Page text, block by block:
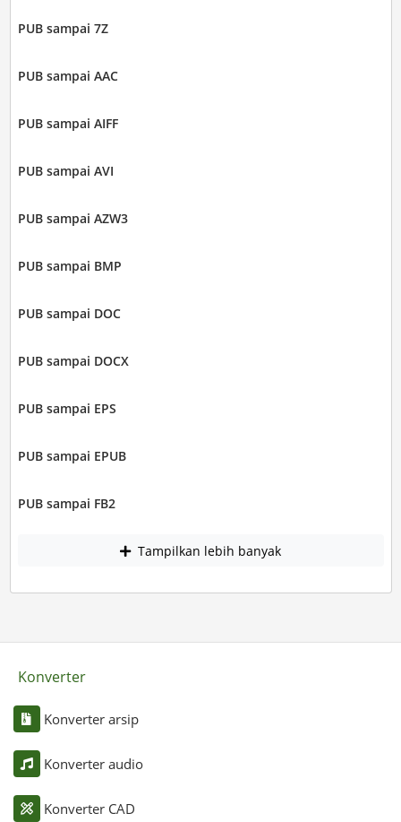
PUB sampai 7Z
PUB sampai AAC
PUB sampai AIFF
PUB sampai AVI
PUB sampai AZW3
PUB sampai BMP
PUB sampai DOC
PUB sampai DOCX
PUB sampai EPS
PUB sampai EPUB
PUB sampai FB2
Tampilkan lebih banyak
Konverter
Konverter arsip
Konverter audio
Konverter CAD